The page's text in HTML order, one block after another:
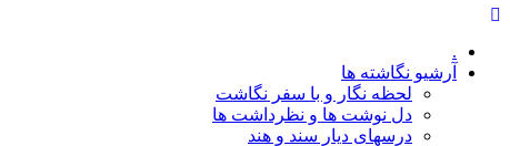
.
آرشیو نگاشته ها
لحظه نگار و با سفر نگاشت
دل نوشت ها و نظرداشت ها
درسهای دیار سند و هند